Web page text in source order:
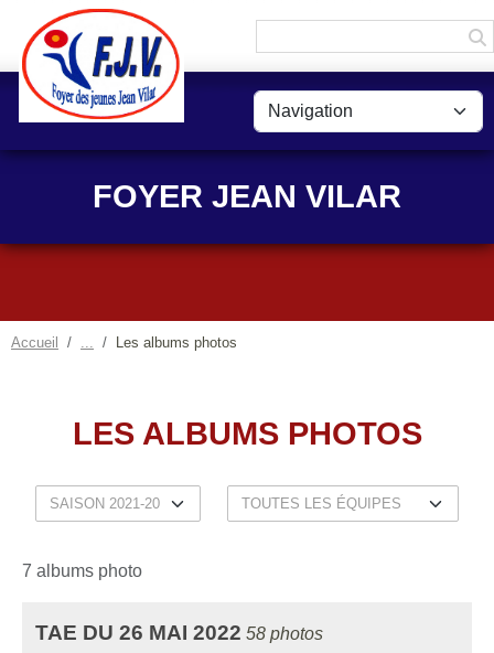
FOYER JEAN VILAR
Accueil Les albums photos
LES ALBUMS PHOTOS
7 albums photo
TAE DU 26 MAI 2022 58 photos
Panneau de gestion des cookies